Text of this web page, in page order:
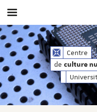
Centrede
de culture
Afficher / masquer le menu